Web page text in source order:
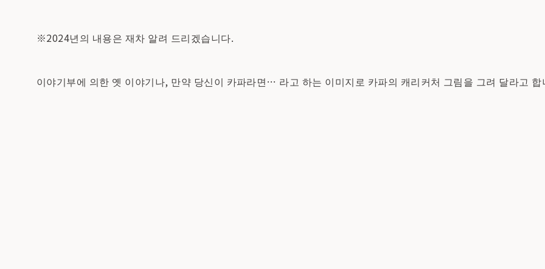
※2024년의 내용은 재차 알려 드리겠습니다.
이야기부에 의한 옛 이야기나, 만약 당신이 카파라면… 라고 하는 이미지로 카파의 캐리커처 그림을 그려 달라고 합